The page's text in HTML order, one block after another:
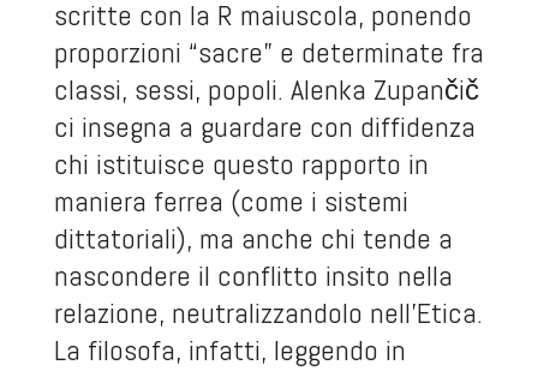
scritte con la R maiuscola, ponendo
proporzioni “sacre” e determinate fra
classi, sessi, popoli. Alenka Zupančič
ci insegna a guardare con diffidenza
chi istituisce questo rapporto in
maniera ferrea (come i sistemi
dittatoriali), ma anche chi tende a
nascondere il conflitto insito nella
relazione, neutralizzandolo nell’Etica.
La filosofa, infatti, leggendo in